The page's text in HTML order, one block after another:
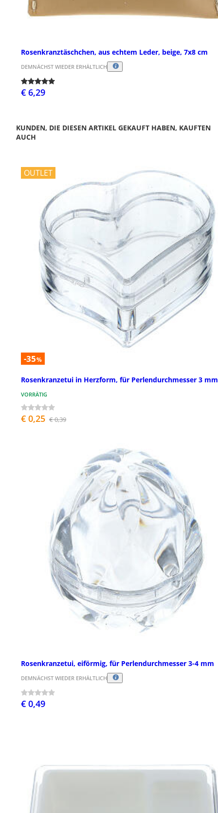
Rosenkranztäschchen, aus echtem Leder, beige, 7x8 cm
DEMNÄCHST WIEDER ERHÄLTLICH
€ 6,29
KUNDEN, DIE DIESEN ARTIKEL GEKAUFT HABEN, KAUFTEN
AUCH
OUTLET
-35%
Rosenkranzetui in Herzform, für Perlendurchmesser 3 mm
VORRÄTIG
€ 0,25 € 0,39
Rosenkranzetui, eiförmig, für Perlendurchmesser 3-4 mm
DEMNÄCHST WIEDER ERHÄLTLICH
€ 0,49